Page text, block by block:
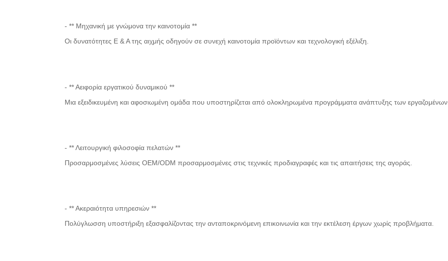
- ** Μηχανική με γνώμονα την καινοτομία **
Οι δυνατότητες Ε & Α της αιχμής οδηγούν σε συνεχή καινοτομία προϊόντων και τεχνολογική εξέλιξη.
- ** Αειφορία εργατικού δυναμικού **
Μια εξειδικευμένη και αφοσιωμένη ομάδα που υποστηρίζεται από ολοκληρωμένα προγράμματα ανάπτυξης των εργαζομένων.
- ** Λειτουργική φιλοσοφία πελατών **
Προσαρμοσμένες λύσεις OEM/ODM προσαρμοσμένες στις τεχνικές προδιαγραφές και τις απαιτήσεις της αγοράς.
- ** Ακεραιότητα υπηρεσιών **
Πολύγλωσση υποστήριξη εξασφαλίζοντας την ανταποκρινόμενη επικοινωνία και την εκτέλεση έργων χωρίς προβλήματα.